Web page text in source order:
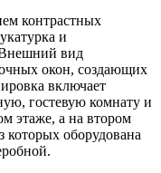
контрастных
и
Внешний вид
окон, создающих
включает
гостевую комнату и
этаже, а на втором
которых оборудована